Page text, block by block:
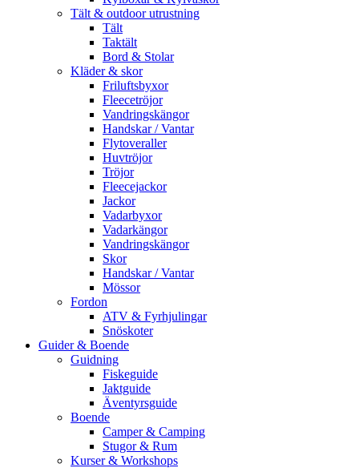
Tält & outdoor utrustning
Tält
Taktält
Bord & Stolar
Kläder & skor
Friluftsbyxor
Fleecetröjor
Vandringskängor
Handskar / Vantar
Flytoveraller
Huvtröjor
Tröjor
Fleecejackor
Jackor
Vadarbyxor
Vadarkängor
Vandringskängor
Skor
Handskar / Vantar
Mössor
Fordon
ATV & Fyrhjulingar
Snöskoter
Guider & Boende
Guidning
Fiskeguide
Jaktguide
Äventyrsguide
Boende
Camper & Camping
Stugor & Rum
Kurser & Workshops